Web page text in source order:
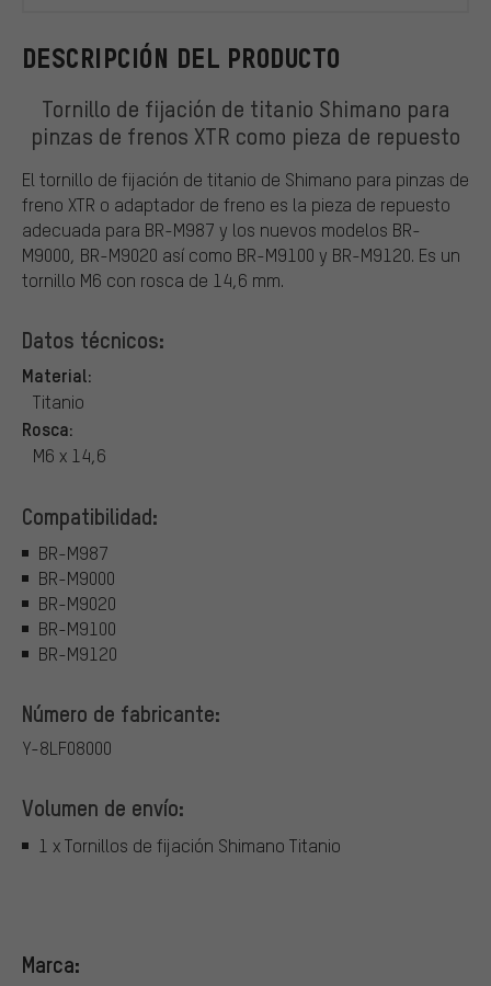
DESCRIPCIÓN DEL PRODUCTO
Tornillo de fijación de titanio Shimano para
pinzas de frenos XTR como pieza de repuesto
El tornillo de fijación de titanio de Shimano para pinzas de
freno XTR o adaptador de freno es la pieza de repuesto
adecuada para BR-M987 y los nuevos modelos BR-
M9000, BR-M9020 así como BR-M9100 y BR-M9120. Es un
tornillo M6 con rosca de 14,6 mm.
Datos técnicos:
Material:
Titanio
Rosca:
M6 x 14,6
Compatibilidad:
BR-M987
BR-M9000
BR-M9020
BR-M9100
BR-M9120
Número de fabricante:
Y-8LF08000
Volumen de envío:
1 x Tornillos de fijación Shimano Titanio
Marca: